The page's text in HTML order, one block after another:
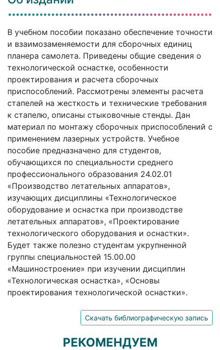
В учебном пособии показано обеспечение точности
и взаимозаменяемости для сборочных единиц
планера самолета. Приведены общие сведения о
технологической оснастке, особенности
проектирования и расчета сборочных
приспособлений. Рассмотрены элементы расчета
стапелей на жесткость и технические требования
к стапелю, описаны стыковочные стенды. Дан
материал по монтажу сборочных приспособлений с
применением лазерных устройств. Учебное
пособие предназначено для студентов,
обучающихся по специальности среднего
профессионального образования 24.02.01
«Производство летательных аппаратов»,
изучающих дисциплины «Технологическое
оборудование и оснастка при производстве
летательных аппаратов», «Проектирование
технологического оборудования и оснастки».
Будет также полезно студентам укрупненной
группы специальностей 15.00.00
«Машиностроение» при изучении дисциплин
«Технологическая оснастка», «Основы
проектирования технологической оснастки».
Скачать библиографическую запись
РЕКОМЕНДУЕМ